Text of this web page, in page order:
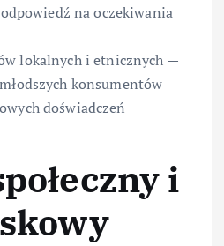
na oczekiwania
lokalnych i etnicznych —
konsumentów
doświadczeń
i